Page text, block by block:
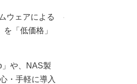
ウェアによる
「低価格」
や、NAS製
・手軽に導入